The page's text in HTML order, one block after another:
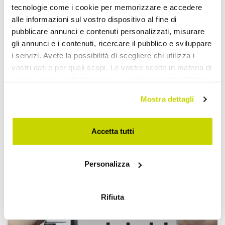
tecnologie come i cookie per memorizzare e accedere
alle informazioni sul vostro dispositivo al fine di
pubblicare annunci e contenuti personalizzati, misurare
gli annunci e i contenuti, ricercare il pubblico e sviluppare
i servizi. Avete la possibilità di scegliere chi utilizza i
vostri dati e per quali scopi. Le vostre scelte in materia di
modificare o revocare il proprio consenso in qualsiasi
momento dalla Dichiarazione sui cookie o facendo clic
sull'icona di attivazione della privacy.
raccogliere informazioni sulla tua posizione
Identificare il tuo dispositivo, scansionandolo
Mostra dettagli
Accetta tutti
Personalizza
Rifiuta
Take advantage of it now!